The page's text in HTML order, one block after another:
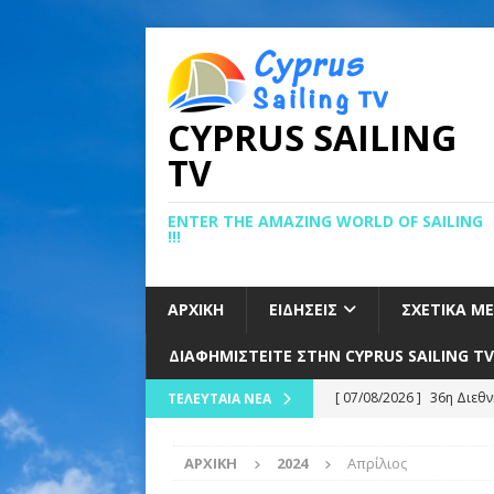
CYPRUS SAILING
TV
ENTER THE AMAZING WORLD OF SAILING
!!!
ΑΡΧΙΚΉ ΕΙΔΉΣΕΙΣ ΣΧΕΤΙΚΆ
ΔΙΑΦΗΜΙΣΤΕΊΤΕ ΣΤΗΝ CYPRUS SAILING TV
ΤΕΛΕΥΤΑΊΑ ΝΈΑ [ 07/08/2026 ] 36η
Ράλι Ιονίου
ΑΡΧΙΚΉ 2024 Απρίλιος